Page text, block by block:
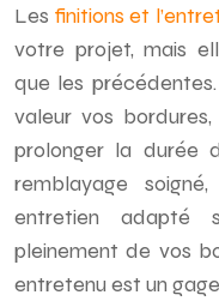
Les finitions et
votre projet, mais
que les
valeur vos
prolonger la durée
remblayage
entretien adapté
pleinement de vos
entretenu est un